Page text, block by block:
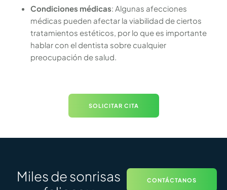
Condiciones médicas: Algunas afecciones
médicas pueden afectar la viabilidad de ciertos
tratamientos estéticos, por lo que es importante
hablar con el dentista sobre cualquier
preocupación de salud.
SOLICITAR CITA
Miles de sonrisas
CONTÁCTANOS